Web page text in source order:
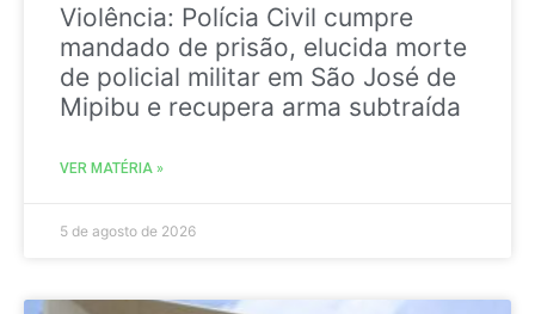
Violência: Polícia Civil cumpre
mandado de prisão, elucida morte
de policial militar em São José de
Mipibu e recupera arma subtraída
VER MATÉRIA »
5 de agosto de 2026